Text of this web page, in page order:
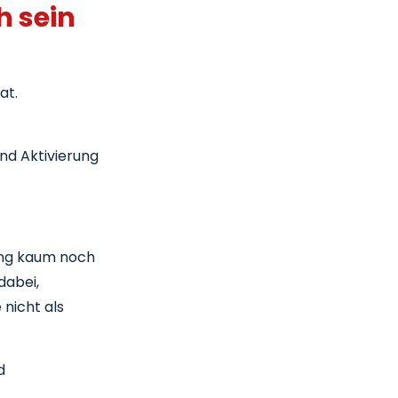
sein
Aktivierung
kaum noch
nicht als